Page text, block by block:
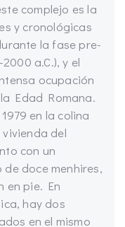
complejo es la
y cronológicas
la fase pre-
a.C.), y el
ocupación
Edad Romana.
en la colina
del
con un
doce menhires,
en pie. En
hay dos
en el mismo